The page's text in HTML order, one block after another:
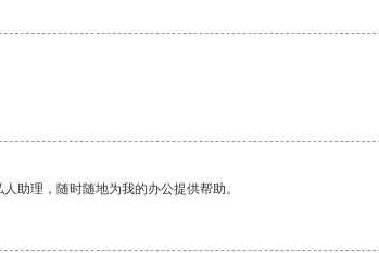
助理，随时随地为我的办公提供帮助。